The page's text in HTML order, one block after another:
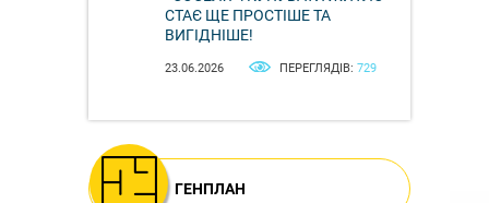
СТАЄ ЩЕ ПРОСТІШЕ ТА
ВИГІДНІШЕ!
23.06.2026 ПЕРЕГЛЯДІВ: 729
ГЕНПЛАН